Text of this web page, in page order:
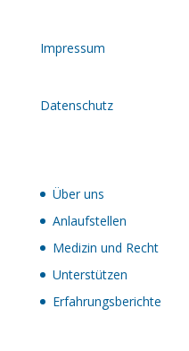
Impressum
Datenschutz
Über uns
Anlaufstellen
Medizin und Recht
Unterstützen
Erfahrungsberichte